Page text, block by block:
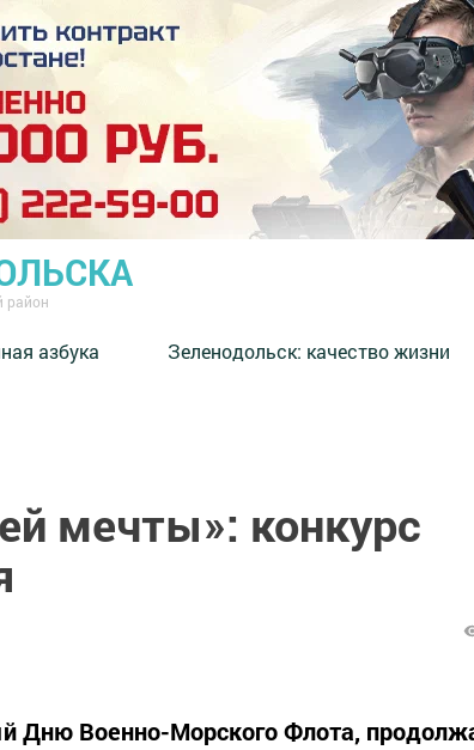
район
азбука ⁠Зеленодольск: качество жизни
мечты»: конкурс
Дню Военно-Морского Флота,